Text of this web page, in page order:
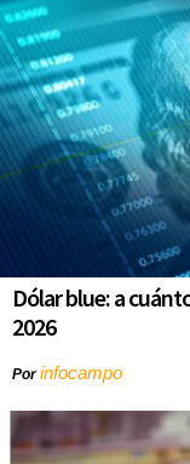
Dólar blue: a
2026
Porinfocampo